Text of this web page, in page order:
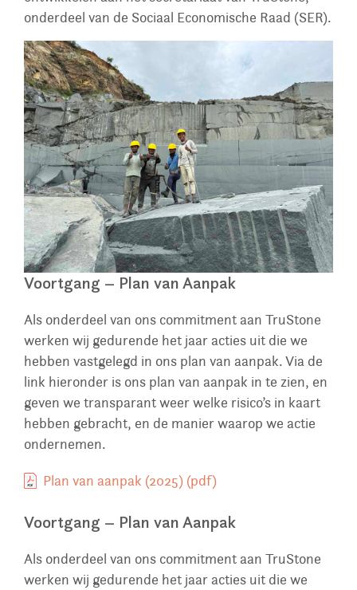
onderdeel van de Sociaal Economische Raad (SER).
Voortgang – Plan van Aanpak
Als onderdeel van ons commitment aan TruStone
werken wij gedurende het jaar acties uit die we
hebben vastgelegd in ons plan van aanpak. Via de
link hieronder is ons plan van aanpak in te zien, en
geven we transparant weer welke risico’s in kaart
hebben gebracht, en de manier waarop we actie
ondernemen.
Plan van aanpak (2025) (pdf)
Voortgang – Plan van Aanpak
Als onderdeel van ons commitment aan TruStone
werken wij gedurende het jaar acties uit die we